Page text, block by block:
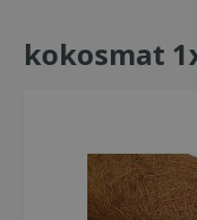
kokosmat